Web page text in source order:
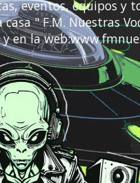
eventos, equipos y
" F.M. Nuestras
en la